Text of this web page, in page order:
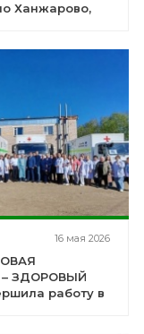
Ханжарово,
16 мая 2026
– ЗДОРОВЫЙ
работу в